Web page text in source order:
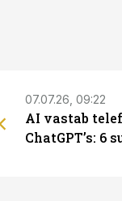
07.07.26, 09:22
AI vastab
ChatGPT’s: 6